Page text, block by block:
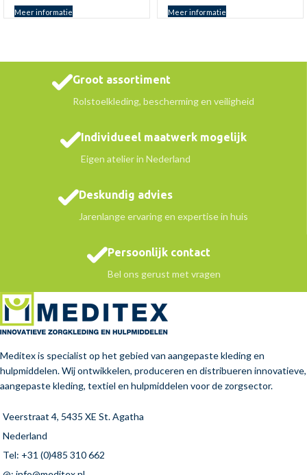
Meer informatie Meer informatie
Groot assortiment
Rolstoelkleding, bescherming en veiligheid
Individueel maatwerk mogelijk
Eigen atelier in Nederland
Deskundig advies
Jarenlange ervaring en expertise in huis
Persoonlijk contact
Bel ons gerust met vragen
Meditex is specialist op het gebied van aangepaste kleding en
hulpmiddelen. Wij ontwikkelen, produceren en distribueren innovatieve,
aangepaste kleding, textiel en hulpmiddelen voor de zorgsector.
Veerstraat 4, 5435 XE St. Agatha
Nederland
Tel: +31 (0)485 310 662